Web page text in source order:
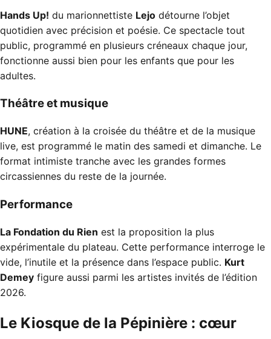
Hands Up! du marionnettiste Lejo détourne l’objet
quotidien avec précision et poésie. Ce spectacle tout
public, programmé en plusieurs créneaux chaque jour,
fonctionne aussi bien pour les enfants que pour les
adultes.
Théâtre et musique
HUNE, création à la croisée du théâtre et de la musique
live, est programmé le matin des samedi et dimanche. Le
format intimiste tranche avec les grandes formes
circassiennes du reste de la journée.
Performance
La Fondation du Rien est la proposition la plus
expérimentale du plateau. Cette performance interroge le
vide, l’inutile et la présence dans l’espace public. Kurt
Demey figure aussi parmi les artistes invités de l’édition
2026.
Le Kiosque de la Pépinière : cœur